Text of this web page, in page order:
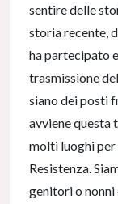
sentire delle
storia recente,
ha partecipato
trasmissione
siano dei posti
avviene questa
molti luoghi per
Resistenza.
genitori o nonni